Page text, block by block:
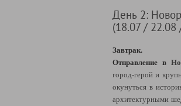
День 2:
(18.07 /
Завтрак.
Отправление в
город-герой и
окунуться в
архитектурными